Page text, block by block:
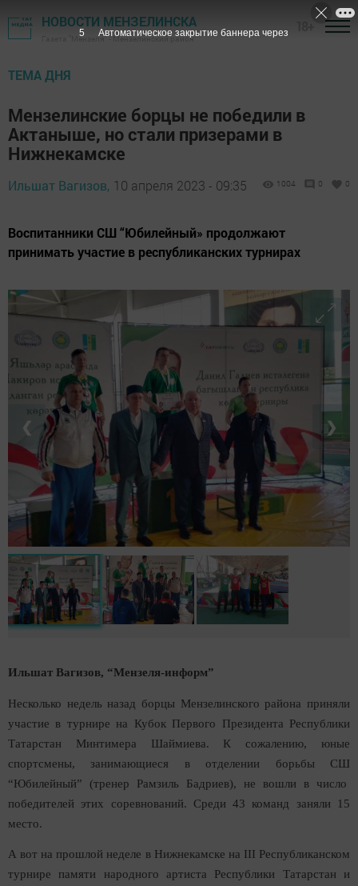
НОВОСТИ МЕНЗЕЛИНСКА
Газета "Мензеля" - Мензелинский район
ТЕМА ДНЯ
Мензелинские борцы не победили в
Актаныше, но стали призерами в
Нижнекамске
Ильшат Вагизов, 10 апреля 2023 - 09:35 1004 0 0
Воспитанники СШ “Юбилейный» продолжают
принимать участие в республиканских турнирах
❮ ❯
Ильшат Вагизов, “Мензеля-информ”
Несколько недель назад борцы Мензелинского района приняли
участие в турнире на Кубок Первого Президента Республики
Татарстан Минтимера Шаймиева. К сожалению, юные
спортсмены, занимающиеся в отделении борьбы СШ
“Юбилейный” (тренер Рамзиль Бадриев), не вошли в число
победителей этих соревнований. Среди 43 команд заняли 15
место.
А вот на прошлой неделе в Нижнекамске на III Республиканском
турнире памяти народного артиста Республики Татарстан и
4 Автоматическое закрытие баннера через